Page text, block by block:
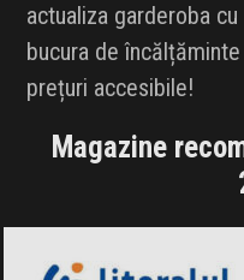
actualiza garderoba
bucura de
prețuri accesibile!
Magazine
2026